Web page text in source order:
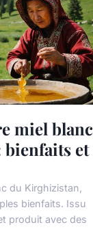
miel blanc
et
du Kirghizistan,
bienfaits. Issu
produit avec des